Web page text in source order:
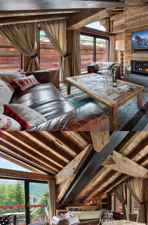
Panorama 2026
Etude annuelle de l'immobilier de montagne
En savoir plus
Où trouver les plus beaux spots de ski hors-
françaises ?
Vous attendez les chutes de neige comme
du soleil ? Vous snobez les pistes damées
grands espaces vierges de traces ? Vous
ces adeptes du ski hors-piste. Découvrez
mythiques où la poudreuse se mérite - et se